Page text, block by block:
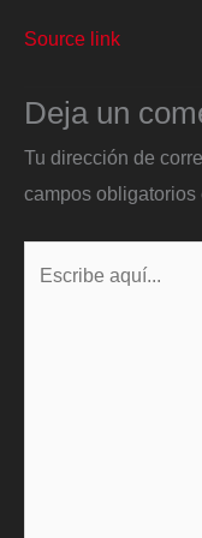
Source link
Deja un
Tu dirección de
campos obligatorios